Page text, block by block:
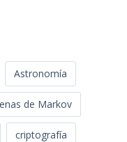
Astronomía
de Markov
criptografía